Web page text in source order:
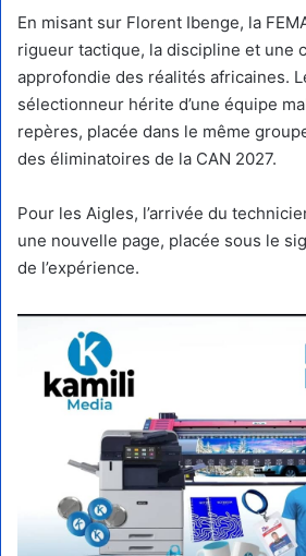
En misant sur Florent Ibenge, la
rigueur tactique, la discipline et une
approfondie des réalités africaines.
sélectionneur hérite d’une équipe
repères, placée dans le même
des éliminatoires de la CAN 2027.
Pour les Aigles, l’arrivée du
une nouvelle page, placée sous le
de l’expérience.